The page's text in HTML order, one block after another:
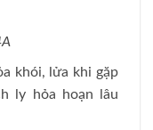
khói, lửa khi gặp
ly hỏa hoạn lâu